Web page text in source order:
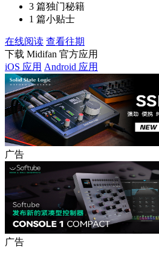
3 篇独门秘籍
1 篇小贴士
在线阅读 查看往期
下载 Midifan 官方应用
iOS 应用 Android 应用
广告
广告